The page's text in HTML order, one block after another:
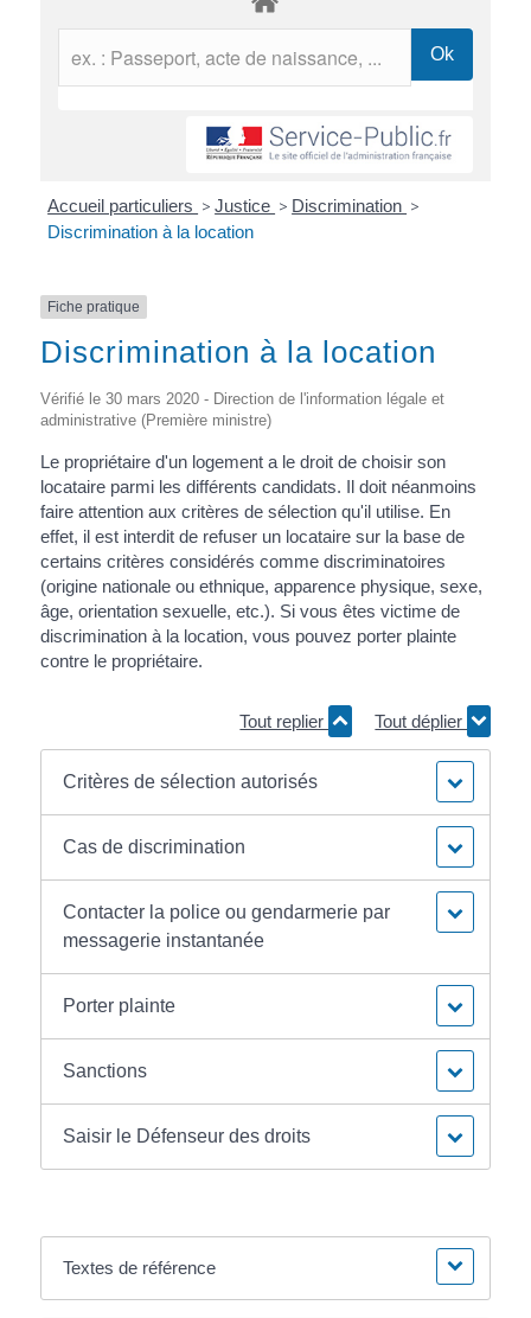
Accueil particuliers > Justice > Discrimination >
Discrimination à la location
Fiche pratique
Discrimination à la location
Vérifié le 30 mars 2020 - Direction de l'information légale et
administrative (Première ministre)
Le propriétaire d'un logement a le droit de choisir son
locataire parmi les différents candidats. Il doit néanmoins
faire attention aux critères de sélection qu'il utilise. En
effet, il est interdit de refuser un locataire sur la base de
certains critères considérés comme discriminatoires
(origine nationale ou ethnique, apparence physique, sexe,
âge, orientation sexuelle, etc.). Si vous êtes victime de
discrimination à la location, vous pouvez porter plainte
contre le propriétaire.
Tout replier Tout déplier
Critères de sélection autorisés
Cas de discrimination
Contacter la police ou gendarmerie par
messagerie instantanée
Porter plainte
Sanctions
Saisir le Défenseur des droits
Textes de référence